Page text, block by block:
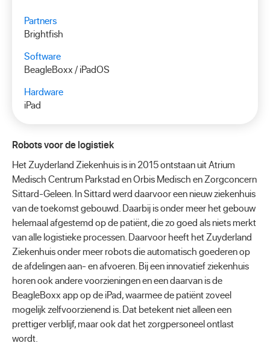
Partners
Brightfish
Software
BeagleBoxx / iPadOS
Hardware
iPad
Robots voor de logistiek
Het Zuyderland Ziekenhuis is in 2015 ontstaan uit Atrium
Medisch Centrum Parkstad en Orbis Medisch en Zorgconcern
Sittard-Geleen. In Sittard werd daarvoor een nieuw ziekenhuis
van de toekomst gebouwd. Daarbij is onder meer het gebouw
helemaal afgestemd op de patiënt, die zo goed als niets merkt
van alle logistieke processen. Daarvoor heeft het Zuyderland
Ziekenhuis onder meer robots die automatisch goederen op
de afdelingen aan- en afvoeren. Bij een innovatief ziekenhuis
horen ook andere voorzieningen en een daarvan is de
BeagleBoxx app op de iPad, waarmee de patiënt zoveel
mogelijk zelfvoorzienend is. Dat betekent niet alleen een
prettiger verblijf, maar ook dat het zorgpersoneel ontlast
wordt.